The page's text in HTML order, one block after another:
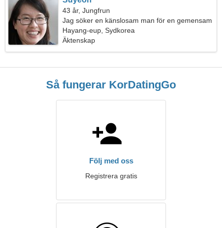
43 år, Jungfrun
Jag söker en känslosam man för en gemensam
resa
Hayang-eup, Sydkorea
Äktenskap
Så fungerar KorDatingGo
Följ med oss
Registrera gratis